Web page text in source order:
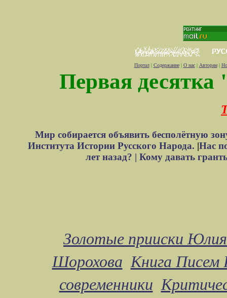
Портал| Содержание| О нас| Авторам|
Первая десятка
Мир собирается объявить бесполётную
Института Истории Русского Народа. |Нас
лет назад? | Кому давать
Золотые прииски
Шорохова Книга Писем
современники